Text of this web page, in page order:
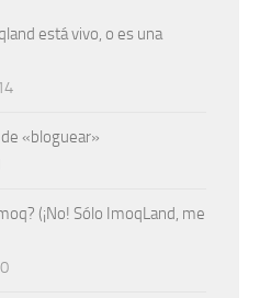
está vivo, o es una
«bloguear»
(¡No! Sólo ImoqLand, me